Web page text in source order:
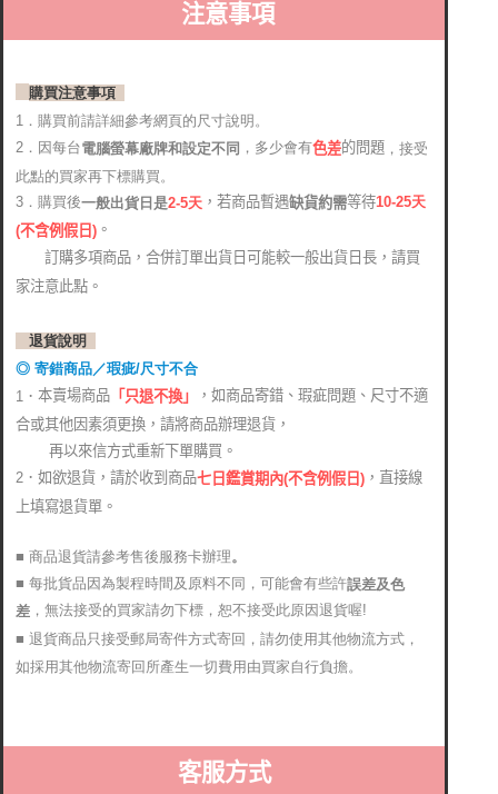
注意事項
購買注意事項
1．購買前請詳細參考網頁的尺寸說明。
2．因每台電腦螢幕廠牌和設定不同 ，多少會有色差的問題 ，接受
此點的買家再下標購買。
3．購買後一般出貨日是2-5天 ，若商品暫遇缺貨約需等待10-25天
(不含例假日) 。
訂購多項商品，合併訂單出貨日可能較一般出貨日長，請買
家注意此點。
退貨說明
◎ 寄錯商品／瑕疵/尺寸不合
1． 本賣場商品 「只退不換」
，如商品寄錯、瑕疵問題、尺寸不適
合或其他因素須更換，請將商品辦理退貨，
再以來信方式重新下單購買。
2．如欲退貨，請於收到商品七日鑑賞期內(不含例假日) ，直接線
上填寫退貨單。
■ 商品退貨請參考售後服務卡辦理。
■ 每批貨品因為製程時間及原料不同，可能會有些許誤差及色
差 ，無法接受的買家請勿下標，恕不接受此原因退貨喔!
■ 退貨商品只接受郵局寄件方式寄回，請勿使用其他物流方式，
如採用其他物流寄回所產生一切費用由買家自行負擔。
客服方式